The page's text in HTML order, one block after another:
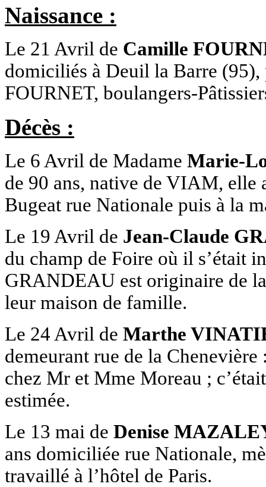
Naissance :
Le 21 Avril de Camille
domiciliés à Deuil la Barre
FOURNET, boulangers-
Décès :
Le 6 Avril de Madame Marie-
de 90 ans, native de VIAM, elle
Bugeat rue Nationale puis à la
Le 19 Avril de Jean-Claude
du champ de Foire où il s’était
GRANDEAU est originaire de
leur maison de famille.
Le 24 Avril de Marthe
demeurant rue de la
chez Mr et Mme Moreau ;
estimée.
Le 13 mai de Denise
ans domiciliée rue Nationale,
travaillé à l’hôtel de Paris.